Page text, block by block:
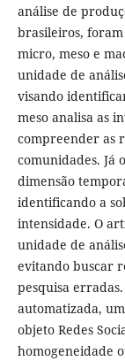
análise de
brasileiros,
micro, meso e
unidade de
visando
meso analisa as
compreender as
comunidades. Já
dimensão
identificando a
intensidade. O
unidade de
evitando buscar
pesquisa
automatizada,
objeto Redes
homogeneidade